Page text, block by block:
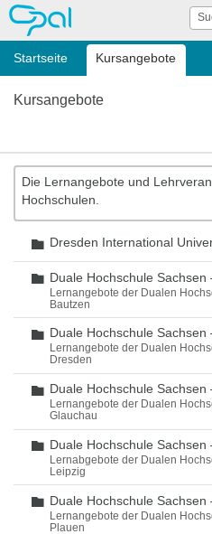
OPAL
Startseite Kursangebote
Kursangebote
Die Lernangebote und
Hochschulen.
Ordner
Dresden International
Ordner
Duale Hochschule Sachsen
Lernangebote der Dualen
Bautzen
Ordner
Duale Hochschule Sachsen
Lernangebote der Dualen
Dresden
Ordner
Duale Hochschule Sachsen
Lernangebote der Dualen
Glauchau
Ordner
Duale Hochschule Sachsen
Lernabgebote der Dualen
Leipzig
Ordner
Duale Hochschule Sachsen
Lernangebote der Dualen
Plauen